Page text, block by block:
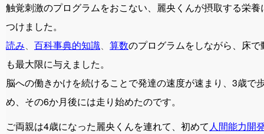
触覚刺激のプログラムをおこない、麗央くんが摂取する栄養
つけました。
読み、 百科事典的知識、 算数のプログラムをしながら、床で
も最大限に与えました。
脳への働きかけを続けることで発達の速度が速まり、3歳で
め、その6か月後には走り始めたのです。
ご両親は4歳になった麗央くんを連れて、初めて人間能力開